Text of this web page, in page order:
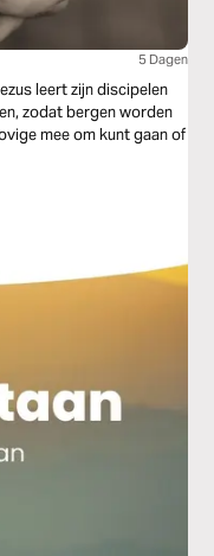
5 Dagen
leert zijn discipelen
zodat bergen worden
mee om kunt gaan of